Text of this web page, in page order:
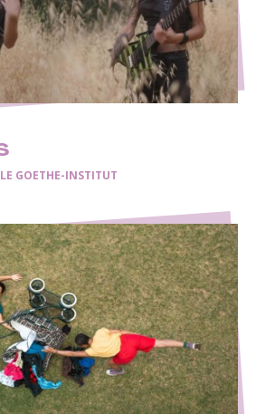
LE GOETHE-INSTITUT